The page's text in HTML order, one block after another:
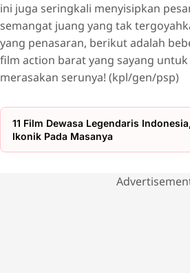
INDIANA JONES
THE BATMAN (2022)
EXPEND4BLES (2023)
SHANG CHI AND THE LEGEND OF TEN RINGS
EXTRACTION (2020)
RELAY
ini juga seringkali menyisipkan
semangat juang yang tak
yang penasaran, berikut adalah
film action barat yang sayang
merasakan serunya! (kpl/gen/psp)
11 Film Dewasa Legendaris
Ikonik Pada Masanya